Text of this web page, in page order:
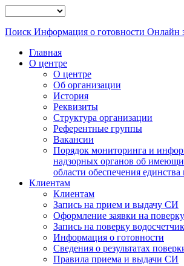
Поиск Информация о готовности Онлайн
Главная
О центре
О центре
Об организации
История
Реквизиты
Структура организации
Референтные группы
Вакансии
Порядок мониторинга и
надзорных органов об
области обеспечения
Клиентам
Клиентам
Запись на прием и выдачу СИ
Оформление заявки на
Запись на поверку
Информация о готовности
Сведения о результатах
Правила приема и выдачи СИ